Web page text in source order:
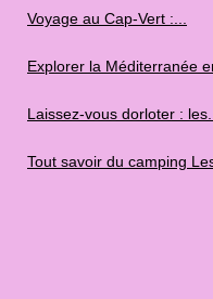
Voyage au Cap‑Vert :...
Explorer la Méditerranée
Laissez-vous dorloter : les...
Tout savoir du camping